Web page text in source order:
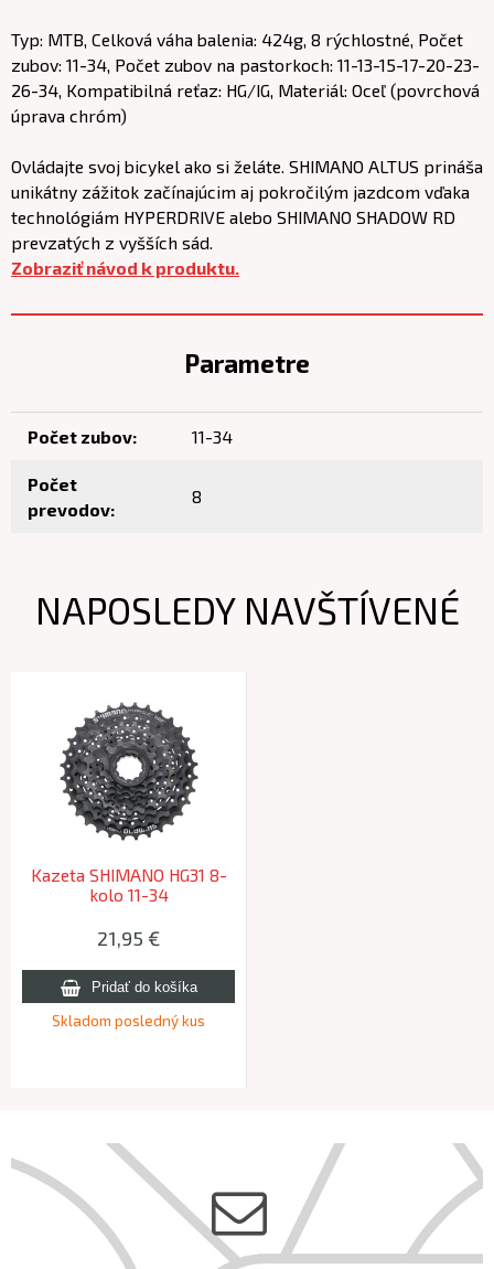
Typ: MTB, Celková váha balenia: 424g, 8 rýchlostné, Počet
zubov: 11-34, Počet zubov na pastorkoch: 11-13-15-17-20-23-
26-34, Kompatibilná reťaz: HG/IG, Materiál: Oceľ (povrchová
úprava chróm)
Ovládajte svoj bicykel ako si želáte. SHIMANO ALTUS prináša
unikátny zážitok začínajúcim aj pokročilým jazdcom vďaka
technológiám HYPERDRIVE alebo SHIMANO SHADOW RD
prevzatých z vyšších sád.
Zobraziť návod k produktu.
Parametre
Počet zubov: 11-34
Počet
prevodov:
8
NAPOSLEDY NAVŠTÍVENÉ
Kazeta SHIMANO HG31 8-
kolo 11-34
21,95 €
Skladom posledný kus